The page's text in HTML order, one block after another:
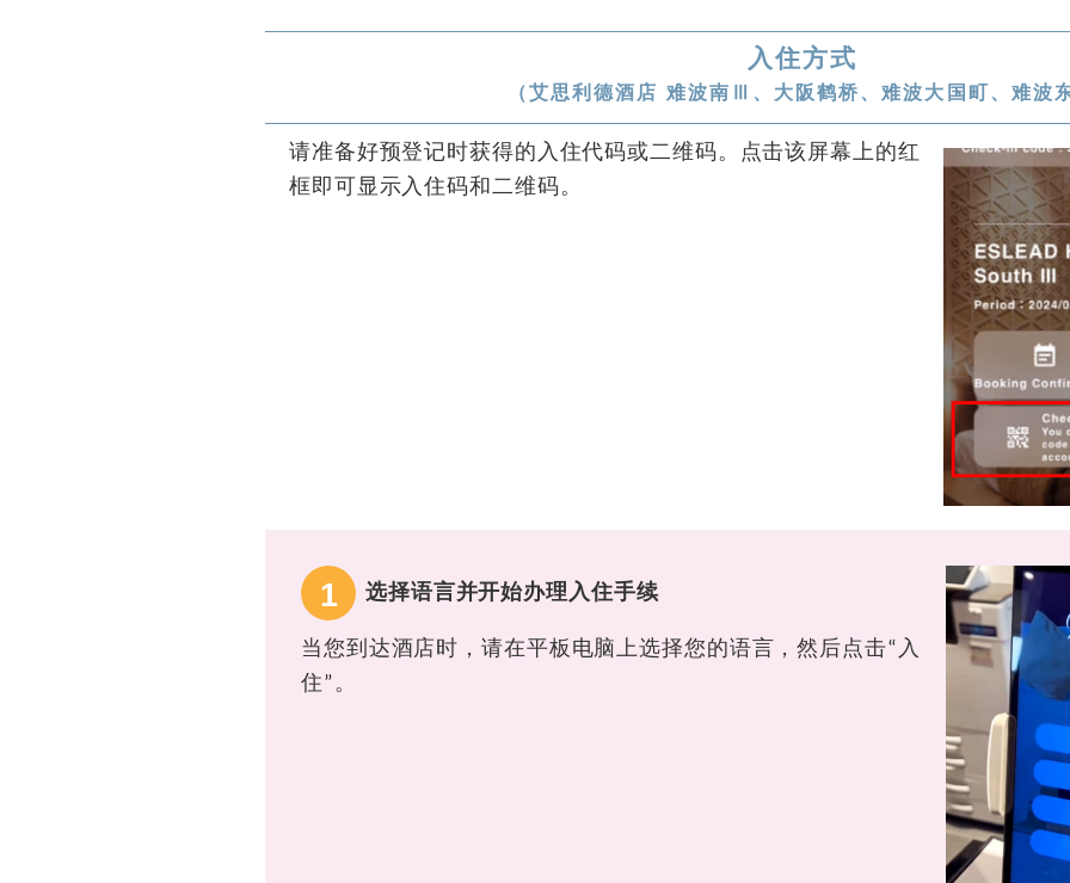
入住方式
（艾思利德酒店 难波南Ⅲ、大阪鹤桥、难波大国町、难波
请准备好预登记时获得的入住代码或二维码。点击该屏幕上的红
框即可显示入住码和二维码。
1 选择语言并开始办理入住手续
当您到达酒店时，请在平板电脑上选择您的语言，然后点击“入
住”。